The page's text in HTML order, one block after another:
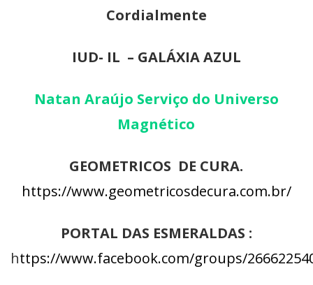
Cordialmente
IUD- IL – GALÁXIA AZUL
Natan Araújo Serviço do Universo
Magnético
GEOMETRICOS DE CURA.
https://www.geometricosdecura.com.br/
PORTAL DAS ESMERALDAS :
https://www.facebook.com/groups/